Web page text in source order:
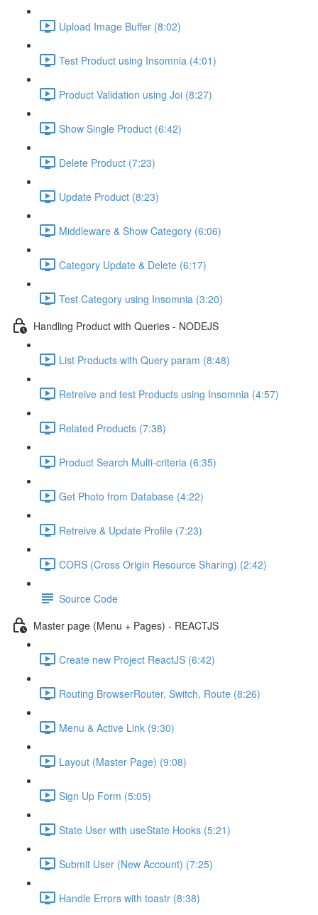
Upload Image Buffer (8:02)
Test Product using Insomnia (4:01)
Product Validation using Joi (8:27)
Show Single Product (6:42)
Delete Product (7:23)
Update Product (8:23)
Middleware & Show Category (6:06)
Category Update & Delete (6:17)
Test Category using Insomnia (3:20)
Handling Product with Queries - NODEJS
List Products with Query param (8:48)
Retreive and test Products using Insomnia (4:57)
Related Products (7:38)
Product Search Multi-criteria (6:35)
Get Photo from Database (4:22)
Retreive & Update Profile (7:23)
CORS (Cross Origin Resource Sharing) (2:42)
Source Code
Master page (Menu + Pages) - REACTJS
Create new Project ReactJS (6:42)
Routing BrowserRouter, Switch, Route (8:26)
Menu & Active Link (9:30)
Layout (Master Page) (9:08)
Sign Up Form (5:05)
State User with useState Hooks (5:21)
Submit User (New Account) (7:25)
Handle Errors with toastr (8:38)